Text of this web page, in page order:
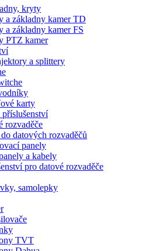
kryty
a základny kamer TD
a základny kamer FS
PTZ kamer
a splittery
karty
příslušenství
rozvaděče
datových rozvaděčů
panely
a kabely
pro datové rozvaděče
samolepky
TVT